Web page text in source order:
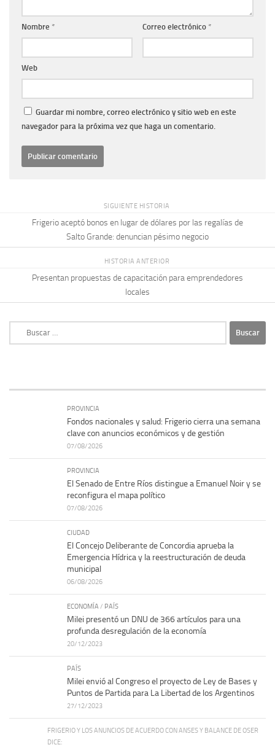
Nombre * Correo electrónico *
Web
Guardar mi nombre, correo electrónico y sitio web en este
navegador para la próxima vez que haga un comentario.
SIGUIENTE HISTORIA
Frigerio aceptó bonos en lugar de dólares por las regalías de
Salto Grande: denuncian pésimo negocio
HISTORIA ANTERIOR
Presentan propuestas de capacitación para emprendedores
locales
PROVINCIA
Fondos nacionales y salud: Frigerio cierra una semana
clave con anuncios económicos y de gestión
07/08/2026
PROVINCIA
El Senado de Entre Ríos distingue a Emanuel Noir y se
reconfigura el mapa político
07/08/2026
CIUDAD
El Concejo Deliberante de Concordia aprueba la
Emergencia Hídrica y la reestructuración de deuda
municipal
06/08/2026
ECONOMÍA / PAÍS
Milei presentó un DNU de 366 artículos para una
profunda desregulación de la economía
20/12/2023
PAÍS
Milei envió al Congreso el proyecto de Ley de Bases y
Puntos de Partida para La Libertad de los Argentinos
27/12/2023
FRIGERIO Y LOS ANUNCIOS DE ACUERDO CON ANSES Y BALANCE DE OSER
DICE: